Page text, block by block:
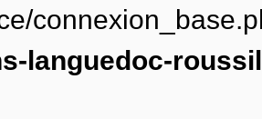
languedoc-